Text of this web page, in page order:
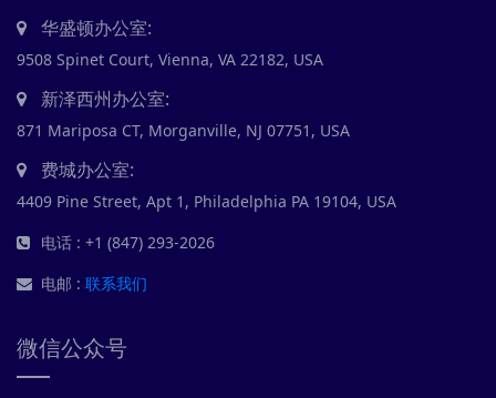
华盛顿办公室:
9508 Spinet Court, Vienna, VA 22182, USA
新泽西州办公室:
871 Mariposa CT, Morganville, NJ 07751, USA
费城办公室:
4409 Pine Street, Apt 1, Philadelphia PA 19104, USA
电话 : +1 (847) 293-2026
电邮 : 联系我们
微信公众号